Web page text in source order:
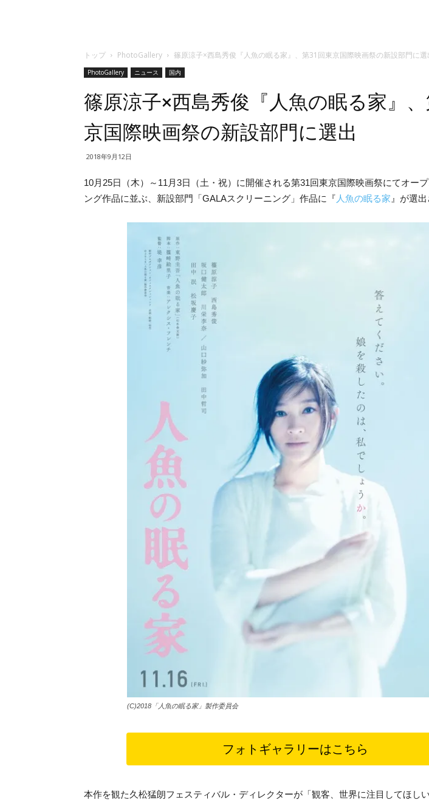
トップ PhotoGallery 篠原涼子×西島秀俊『人魚の眠る家』、第31回東京国際映画祭の新設部門に選
PhotoGallery ニュース 国内
篠原涼子×西島秀俊『人魚の眠る家』
京国際映画祭の新設部門に選出
2018年9月12日
10月25日（木）～11月3日（土・祝）に開催される第31回東京国際映画祭にてオー
ング作品に並ぶ、新設部門「GALAスクリーニング」作品に『 人魚の眠る家 』が選出
(C)2018「人魚の眠る家」製作委員会
フォトギャラリーはこちら
本作を観た久松猛朗フェスティバル・ディレクターが「観客、世界に注目してほし